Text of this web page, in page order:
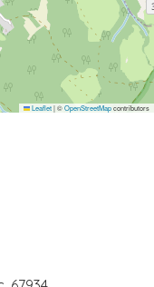
Leaflet|©OpenStreetMapcontributors